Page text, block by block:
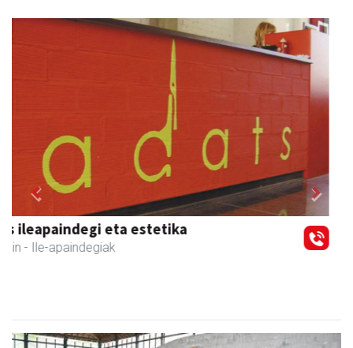
Ormaki urdaitegia
Andoain - Urdaitegiak
Previous Next